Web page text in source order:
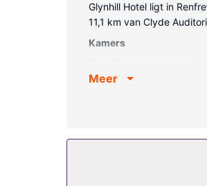
Glynhill Hotel ligt in
11,1 km van Clyde
Kamers
over designer
Geniet van een lekker
Meer